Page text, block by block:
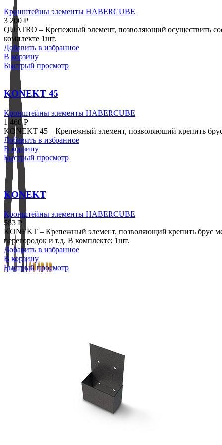
Кронштейны элементы HABERCUBE
3 200 Р
QUATRO – Крепежный элемент, позволяющий осуществить
комплекте 1шт.
Добавить в избранное
В корзину
Быстрый просмотр
KONEKT 45
Кронштейны элементы HABERCUBE
1 460Р
KONEKT 45 – Крепежный элемент, позволяющий крепить
Добавить в избранное
В корзину
Быстрый просмотр
KONEKT
Кронштейны элементы HABERCUBE
583 Р
KONEKT – Крепежный элемент, позволяющий крепить брус
перегородок и т.д. В комплекте: 1шт.
Добавить в избранное
В корзину
Быстрый просмотр